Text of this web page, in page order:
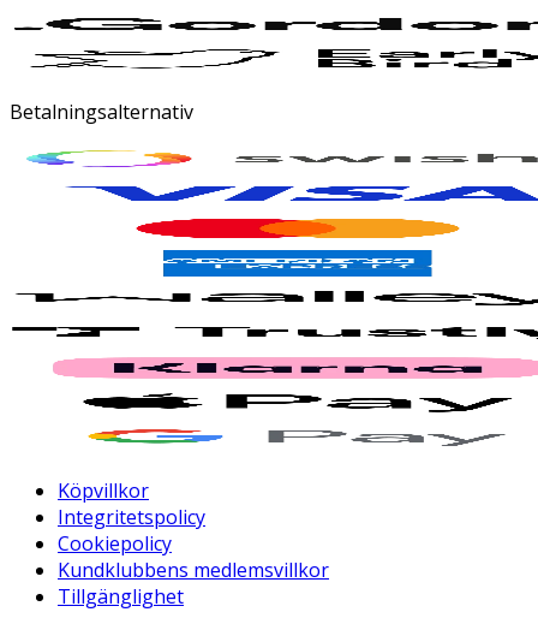
Betalningsalternativ
Köpvillkor
Integritetspolicy
Cookiepolicy
Kundklubbens medlemsvillkor
Tillgänglighet